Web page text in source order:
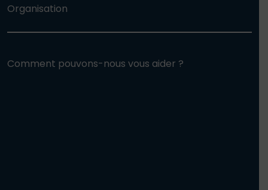
Organisation
Comment pouvons-nous vous aider ?